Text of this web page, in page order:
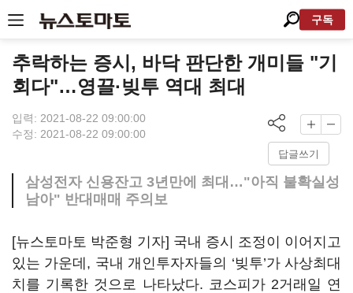
구독
추락하는 증시, 바닥 판단한 개미들 "기
회다"…영끌·빚투 역대 최대
입력: 2021-08-22 09:00:00
수정: 2021-08-22 09:00:00
답글쓰기
삼성전자 신용잔고 3년만에 최대…"아직 불확실성
남아" 반대매매 주의보
[뉴스토마토 박준형 기자] 국내 증시 조정이 이어지고
있는 가운데, 국내 개인투자자들의 ‘빚투’가 사상최대
치를 기록한 것으로 나타났다. 코스피가 2거래일 연